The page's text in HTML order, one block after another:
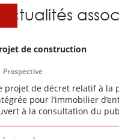
Actualités
de construction
Prospective
projet de décret relatif à la
pour l’immobilier
à la consultation du